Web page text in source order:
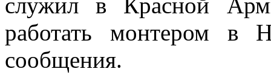
служил в Красной
работать монтером в
сообщения.